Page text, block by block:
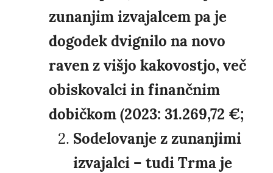
zunanjim izvajalcem pa je
dogodek dvignilo na novo
raven z višjo kakovostjo, več
obiskovalci in finančnim
dobičkom (2023: 31.269,72 €;
Sodelovanje z zunanjimi
izvajalci – tudi Trma je